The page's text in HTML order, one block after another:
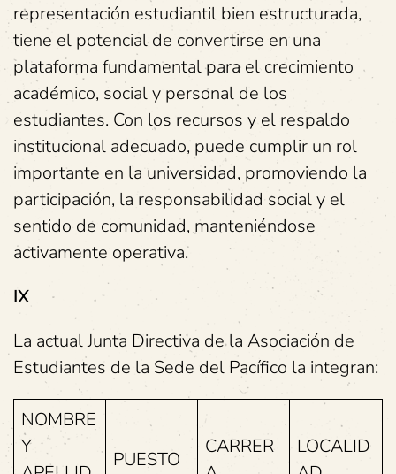
representación estudiantil bien estructurada,
tiene el potencial de convertirse en una
plataforma fundamental para el crecimiento
académico, social y personal de los
estudiantes. Con los recursos y el respaldo
institucional adecuado, puede cumplir un rol
importante en la universidad, promoviendo la
participación, la responsabilidad social y el
sentido de comunidad, manteniéndose
activamente operativa.
IX
La actual Junta Directiva de la Asociación de
Estudiantes de la Sede del Pacífico la integran:
NOMBRE
Y
PUESTO
CARRER
LOCALID